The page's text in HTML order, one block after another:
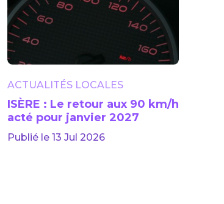
ACTUALITÉS LOCALES
ISÈRE : Le retour aux 90 km/h
acté pour janvier 2027
Publié le 13 Jul 2026